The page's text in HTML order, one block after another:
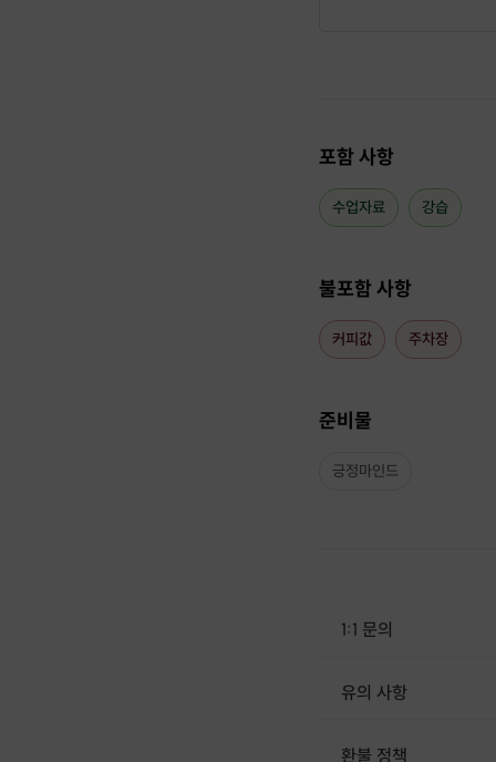
포함 사항
수업자료 강습
불포함 사항
커피값 주차장
준비물
긍정마인드
1:1 문의
유의 사항
환불 정책